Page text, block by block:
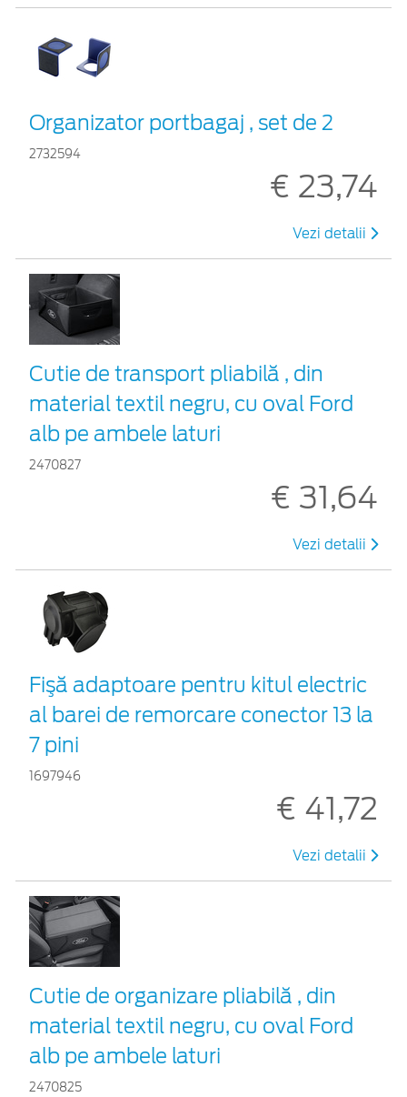
Organizator portbagaj , set de 2
2732594
€ 23,74
Vezi detalii
Cutie de transport pliabilă , din
material textil negru, cu oval Ford
alb pe ambele laturi
2470827
€ 31,64
Vezi detalii
Fişă adaptoare pentru kitul electric
al barei de remorcare conector 13 la
7 pini
1697946
€ 41,72
Vezi detalii
Cutie de organizare pliabilă , din
material textil negru, cu oval Ford
alb pe ambele laturi
2470825